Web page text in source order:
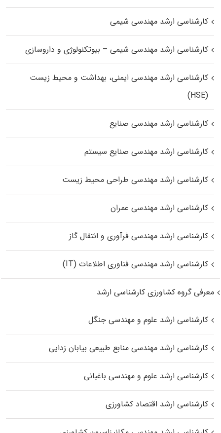
کارشناسی ارشد مهندسی شیمی
کارشناسی ارشد مهندسی شیمی – بیوتکنولوژی و داروسازی
کارشناسی ارشد مهندسی ایمنی، بهداشت و محیط زیست
(HSE)
کارشناسی ارشد مهندسی صنایع
کارشناسی ارشد مهندسی صنایع سیستم
کارشناسی ارشد مهندسی طراحی محیط زیست
کارشناسی ارشد مهندسی عمران
کارشناسی ارشد مهندسی فرآوری و انتقال گاز
کارشناسی ارشد مهندسی فناوری اطلاعات (IT)
معرفی گروه کشاورزی کارشناسی ارشد
کارشناسی ارشد علوم و مهندسی جنگل
کارشناسی ارشد مهندسی منابع طبیعی بیابان زدایی
کارشناسی ارشد علوم و مهندسی باغبانی
کارشناسی ارشد اقتصاد کشاورزی